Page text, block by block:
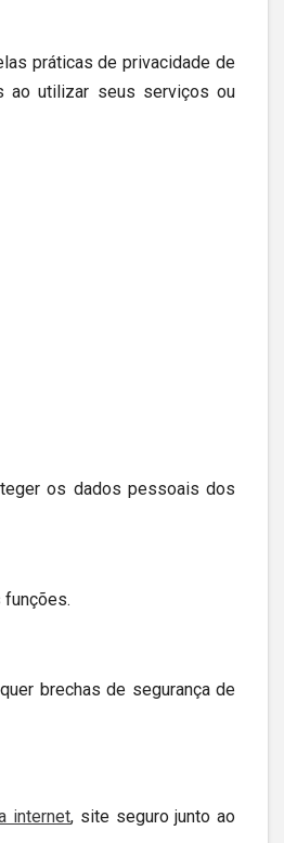
práticas de privacidade de
ao utilizar seus serviços ou
os dados pessoais dos
brechas de segurança de
internet, site seguro junto ao